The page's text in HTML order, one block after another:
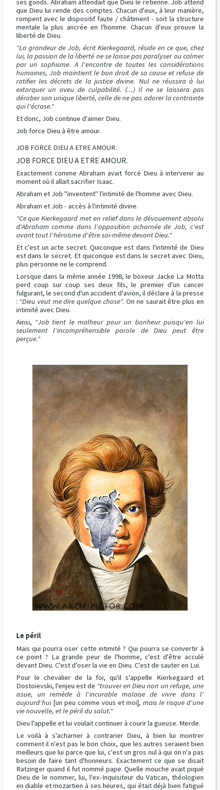
ses gonds. Abraham attendait que Dieu le retienne. Job attend
que Dieu lui rende des comptes. Chacun d'eux, à leur manière,
rompent avec le dispositif faute / châtiment - soit la structure
mentale la plus ancrée en l'homme. Chacun d'eux prouve la
liberté de Dieu.
"La grandeur de Job, écrit Kierkegaard, réside en ce que, chez
lui, la passion de la liberté ne se laisse pas paralyser ou calmer
par un sophisme. A l'encontre de toutes les considérations
humaines, Job maintient le bon droit de sa cause et refuse de
ratifier les décrets de la justice divine. Nul ne réussira à lui
extorquer un aveu de culpabilité. (...) Il ne se laissera pas
dérober son unique liberté, celle de ne pas adorer la contrainte
qui l'écrase."
Et donc, Job continue d'aimer Dieu.
Job force Dieu à être amour.
JOB FORCE DIEU A ETRE AMOUR.
JOB FORCE DIEU A ETRE AMOUR.
Exactement comme Abraham avait forcé Dieu à intervenir au
moment où il allait sacrifier Isaac.
Abraham et Job "inventent" l'intimité de l'homme avec Dieu.
Abraham et Job - accès à l'intimité divine.
"Ce que Kierkegaard met en relief dans le dévouement absolu
d'Abraham comme dans l'opposition acharnée de Job, c'est
avant tout l'héroïsme d'être soi-même devant Dieu."
Et c'est un acte secret. Quiconque est dans l'intimité de Dieu
est dans le secret. Et quiconque est dans le secret avec Dieu,
plus personne ne le comprend.
Lorsque dans la même année 1998, le boxeur Jacke La Motta
perd coup sur coup ses deux fils, le premier d'un cancer
fulgurant, le second d'un accident d'avion, il déclare à la presse
: "Dieu veut me dire quelque chose".On ne saurait être plus en
intimité avec Dieu.
Ainsi, "Job tient le malheur pour un bonheur puisqu'en lui
seulement l'incompréhensible parole de Dieu peut être
perçue."
Le péril
Mais qui pourra oser cette intimité ? Qui pourra se convertir à
ce point ? La grande peur de l'homme, c'est d'être acculé
devant Dieu. C'est d'oser la vie en Dieu. C'est de sauter en Lui.
Pour le chevalier de la foi, qu'il s'appelle Kierkegaard et
Dostoïevski, l'enjeu est de "trouver en Dieu non un refuge, une
issue, un remède à l'incurable malaise de vivre dans l'
aujourd'hui [un peu comme vous et moi], mais le risque d'une
vie nouvelle, et le péril du salut."
Dieu l'appelle et lui voulait continuer à courir la gueuse. Merde.
Le voilà à s'acharner à contrarier Dieu, à bien lui montrer
comment il n'est pas le bon choix, que les autres seraient bien
meilleurs que lui parce que lui, c'est un gros nul à qui on n'a pas
besoin de faire tant d'honneurs. Exactement ce que se disait
Ratzinger quand il fut nommé pape. Quelle mouche avait piqué
Dieu de le nommer, lui, l'ex-Inquisiteur du Vatican, théologien
en diable et mozartien à ses heures, qui était déjà bien fatigué